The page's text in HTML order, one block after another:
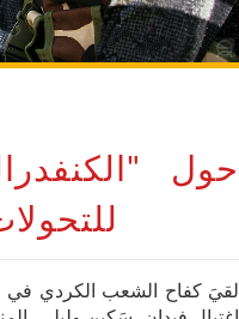
حول
لقيَ كفاح الشعب الكردي في